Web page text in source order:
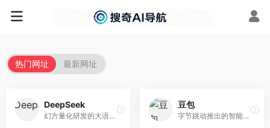
热门网址 最新网址
DeepSeek
幻方量化研发的大语言模型平台，专注于深度推理和代码生成能力。面向开发者、研究人员和技术爱好者，提供强大的逻辑推理和数学计算功能，开源生态完善，API接口友好。
豆包
字节跳动推出的智能对话助手平台，提供文本创作、知识问答、英语学习等多种AI服务。面向普通用户和内容创作者，支持多轮对话和文件解析，免费使用，响应速度快，中文理解能力强。